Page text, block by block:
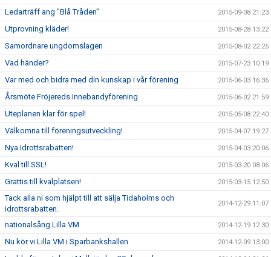
Ledarträff ang "Blå Tråden" 2015-09-08 21:23
Utprovning kläder! 2015-08-28 13:22
Samordnare ungdomslagen 2015-08-02 22:25
Vad händer? 2015-07-23 10:19
Var med och bidra med din kunskap i vår förening 2015-06-03 16:36
Årsmöte Fröjereds Innebandyförening 2015-06-02 21:59
Uteplanen klar för spel! 2015-05-08 22:40
Välkomna till föreningsutveckling! 2015-04-07 19:27
Nya Idrottsrabatten! 2015-04-03 20:06
Kval till SSL! 2015-03-20 08:06
Grattis till kvalplatsen! 2015-03-15 12:50
Tack alla ni som hjälpt till att sälja Tidaholms och
idrottsrabatten.
2014-12-29 11:07
nationalsång Lilla VM 2014-12-19 12:30
Nu kör vi Lilla VM i Sparbankshallen 2014-12-09 13:00